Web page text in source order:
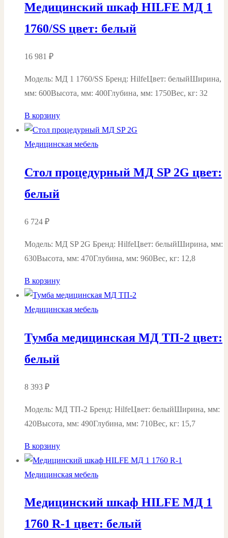
Медицинский шкаф HILFE МД 1
1760/SS цвет: белый
16 981 ₽
Модель: МД 1 1760/SS Бренд: HilfeЦвет: белыйШирина,
мм: 600Высота, мм: 400Глубина, мм: 1750Вес, кг: 32
В корзину
Медицинская мебель
Стол процедурный МД SP 2G цвет:
белый
6 724 ₽
Модель: МД SP 2G Бренд: HilfeЦвет: белыйШирина, мм:
630Высота, мм: 470Глубина, мм: 960Вес, кг: 12,8
В корзину
Медицинская мебель
Тумба медицинская МД ТП-2 цвет:
белый
8 393 ₽
Модель: МД ТП-2 Бренд: HilfeЦвет: белыйШирина, мм:
420Высота, мм: 490Глубина, мм: 710Вес, кг: 15,7
В корзину
Медицинская мебель
Медицинский шкаф HILFE МД 1
1760 R-1 цвет: белый